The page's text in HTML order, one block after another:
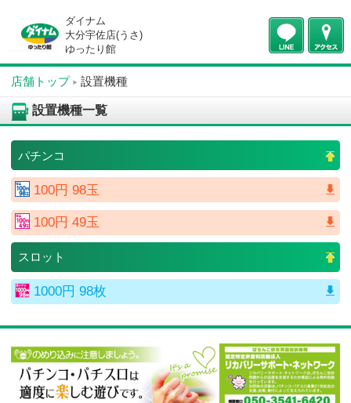
ダイナム
大分宇佐店(うさ)
ゆったり館
店舗トップ 設置機種
設置機種一覧
100円 98玉
100円 49玉
スロット